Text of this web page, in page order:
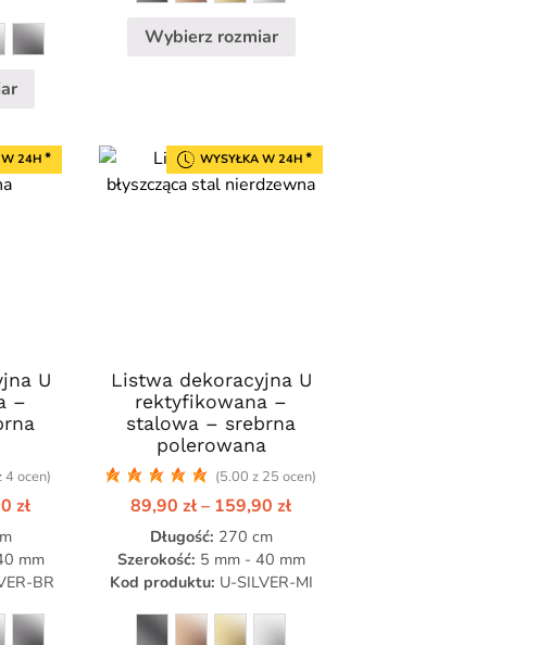
Wybierz rozmiar
stronie
produktu
W 24H*
U
–
4 ocen)
złZakres
89,90 zł
do
159,90 zł
mm
BR
WYSYŁKA W 24H *
Listwa dekoracyjna U
rektyfikowana –
stalowa – srebrna
polerowana
(5.00 z 25 ocen)
89,90 zł– 159,90 złZakres
89,90 zł
do
159,90 zł
Długość: 270 cm
Szerokość: 5 mm - 40 mm
Kod produktu: U-SILVER-MI
Ten
produkt
ma
wiele
wariantów.
Opcje
można
wybrać
na
stronie